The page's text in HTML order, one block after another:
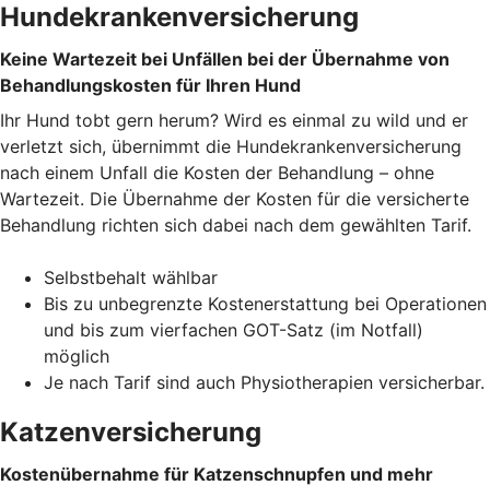
Hundekrankenversicherung
Keine Wartezeit bei Unfällen bei der Übernahme von
Behandlungskosten für Ihren Hund
Ihr Hund tobt gern herum? Wird es einmal zu wild und er
verletzt sich, übernimmt die Hundekrankenversicherung
nach einem Unfall die Kosten der Behandlung – ohne
Wartezeit. Die Übernahme der Kosten für die versicherte
Behandlung richten sich dabei nach dem gewählten Tarif.
Selbstbehalt wählbar
Bis zu unbegrenzte Kostenerstattung bei Operationen
und bis zum vierfachen GOT-Satz (im Notfall)
möglich
Je nach Tarif sind auch Physiotherapien versicherbar.
Katzenversicherung
Kostenübernahme für Katzenschnupfen und mehr